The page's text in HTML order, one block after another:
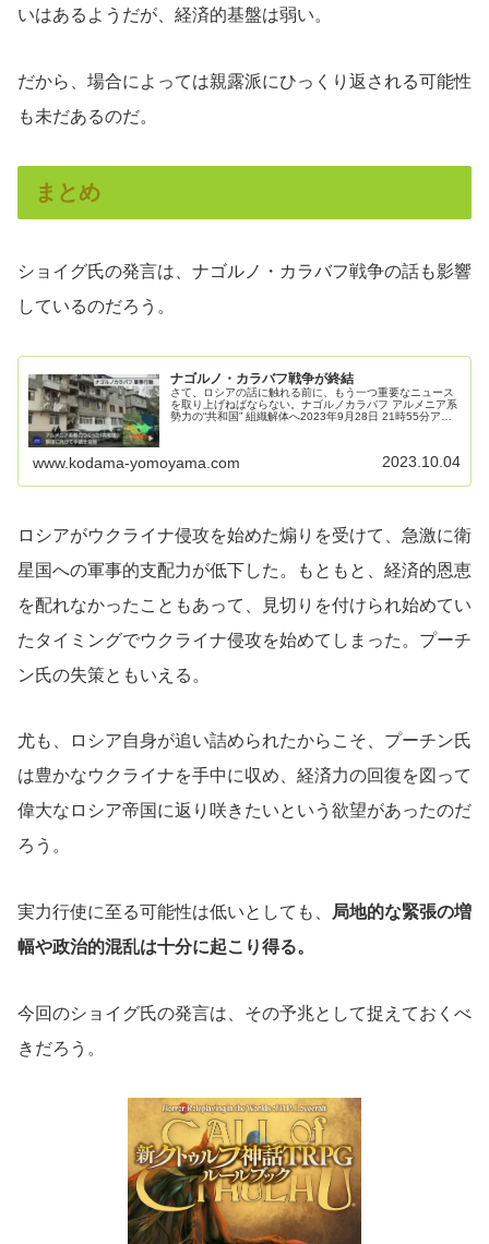
いはあるようだが、経済的基盤は弱い。
だから、場合によっては親露派にひっくり返される可能性
も未だあるのだ。
まとめ
ショイグ氏の発言は、ナゴルノ・カラバフ戦争の話も影響
しているのだろう。
ナゴルノ・カラバフ戦争が終結
さて、ロシアの話に触れる前に、もう一つ重要なニュース
を取り上げねばならない。ナゴルノカラバフ アルメニア系
勢力の“共和国” 組織解体へ2023年9月28日 21時55分アゼ
www.kodama-yomoyama.com 2023.10.04
ロシアがウクライナ侵攻を始めた煽りを受けて、急激に衛
星国への軍事的支配力が低下した。もともと、経済的恩恵
を配れなかったこともあって、見切りを付けられ始めてい
たタイミングでウクライナ侵攻を始めてしまった。プーチ
ン氏の失策ともいえる。
尤も、ロシア自身が追い詰められたからこそ、プーチン氏
は豊かなウクライナを手中に収め、経済力の回復を図って
偉大なロシア帝国に返り咲きたいという欲望があったのだ
ろう。
実力行使に至る可能性は低いとしても、
局地的な緊張の増
幅や政治的混乱は十分に起こり得る。
今回のショイグ氏の発言は、その予兆として捉えておくべ
きだろう。